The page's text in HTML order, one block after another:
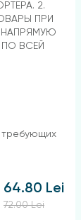
2.
ПРИ
НАПРЯМУЮ
ВСЕЙ
требующих
64.80 Lei
72.00 Lei